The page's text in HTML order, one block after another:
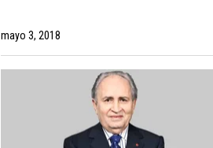
mayo 3, 2018